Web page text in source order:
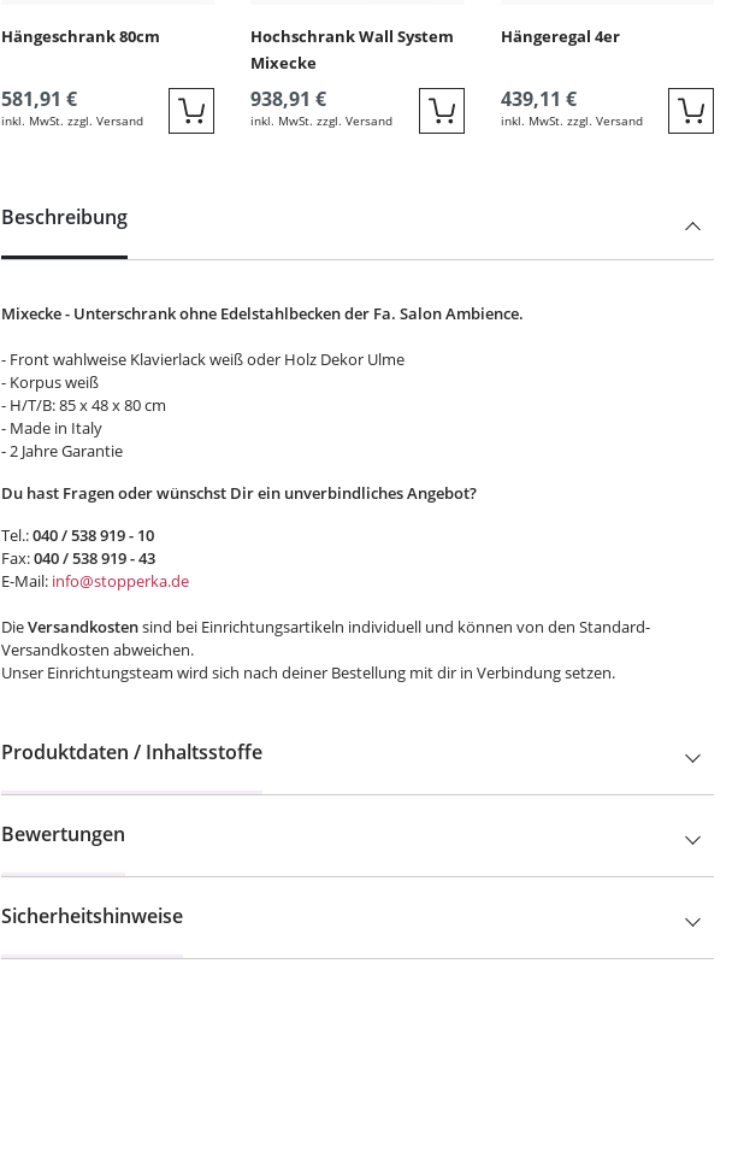
Hängeschrank 80cm
581,91 €
inkl. MwSt. zzgl. Versand Quickbuy
Hochschrank Wall System
Mixecke
938,91 €
inkl. MwSt. zzgl. Versand Quickbuy
Hängeregal 4er
439,11 €
inkl. MwSt. zzgl. Versand
Beschreibung
Mixecke - Unterschrank ohne Edelstahlbecken der Fa. Salon Ambience.
- Front wahlweise Klavierlack weiß oder Holz Dekor Ulme
- Korpus weiß
- H/T/B: 85 x 48 x 80 cm
- Made in Italy
- 2 Jahre Garantie
Du hast Fragen oder wünschst Dir ein unverbindliches Angebot?
Tel.:040 / 538 919 - 10
Fax:040 / 538 919 - 43
E-Mail: info@stopperka.de
DieVersandkostensind bei Einrichtungsartikeln individuell und können von den Standard-
Versandkosten abweichen.
Unser Einrichtungsteam wird sich nach deiner Bestellung mit dir in Verbindung setzen.
Produktdaten / Inhaltsstoffe
Bewertungen
Sicherheitshinweise